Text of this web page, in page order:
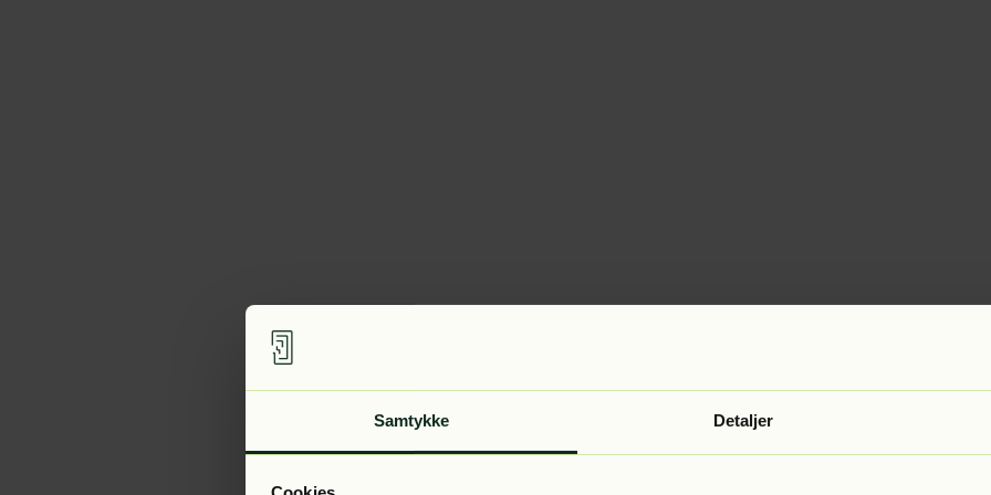
Samtykke Detaljer